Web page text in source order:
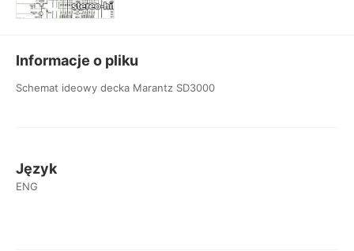
Informacje o pliku
Schemat ideowy decka Marantz SD3000
Język
ENG